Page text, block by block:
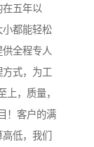
在五年以
小都能轻松
供全程专人
式，为工
上，质量，
！客户的满
低，我们